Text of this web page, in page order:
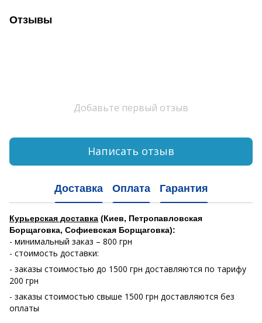
Отзывы
Добавьте первый отзыв
Написать отзыв
Доставка Оплата Гарантия
Курьерская доставка (Киев, Петропавловская
Борщаговка, Софиевская Борщаговка):
- минимальный заказ – 800 грн
- стоимость доставки:
- заказы стоимостью до 1500 грн доставляются по тарифу
200 грн
- заказы стоимостью свыше 1500 грн доставляются без
оплаты